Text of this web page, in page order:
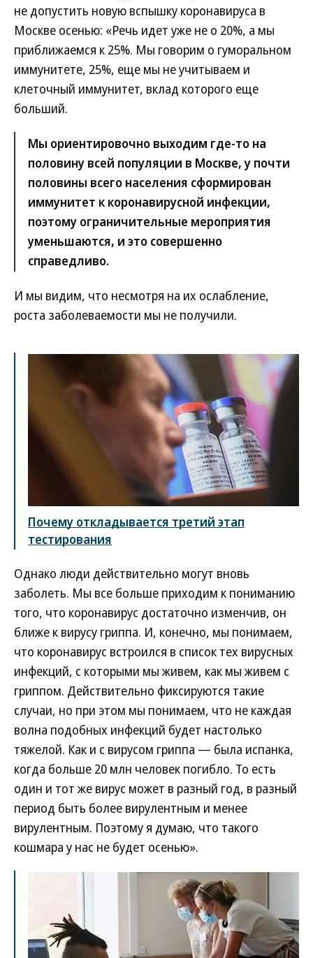
не допустить новую вспышку коронавируса в
Москве осенью: «Речь идет уже не о 20%, а мы
приближаемся к 25%. Мы говорим о гуморальном
иммунитете, 25%, еще мы не учитываем и
клеточный иммунитет, вклад которого еще
больший.
Мы ориентировочно выходим где-то на
половину всей популяции в Москве, у почти
половины всего населения сформирован
иммунитет к коронавирусной инфекции,
поэтому ограничительные мероприятия
уменьшаются, и это совершенно
справедливо.
И мы видим, что несмотря на их ослабление,
роста заболеваемости мы не получили.
Почему откладывается третий этап
тестирования
Однако люди действительно могут вновь
заболеть. Мы все больше приходим к пониманию
того, что коронавирус достаточно изменчив, он
ближе к вирусу гриппа. И, конечно, мы понимаем,
что коронавирус встроился в список тех вирусных
инфекций, с которыми мы живем, как мы живем с
гриппом. Действительно фиксируются такие
случаи, но при этом мы понимаем, что не каждая
волна подобных инфекций будет настолько
тяжелой. Как и с вирусом гриппа — была испанка,
когда больше 20 млн человек погибло. То есть
один и тот же вирус может в разный год, в разный
период быть более вирулентным и менее
вирулентным. Поэтому я думаю, что такого
кошмара у нас не будет осенью».